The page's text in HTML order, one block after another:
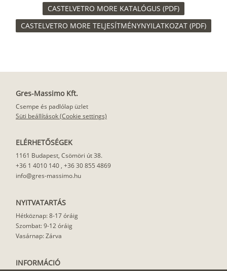
CASTELVETRO MORE KATALÓGUS (PDF)
CASTELVETRO MORE TELJESÍTMÉNYNYILATKOZAT (PDF)
Gres-Massimo Kft.
Csempe és padlólap üzlet
Süti beállítások (Cookie settings)
ELÉRHETŐSÉGEK
1161 Budapest, Csömöri út 38.
+36 1 4010 140 , +36 30 855 4869
info@gres-massimo.hu
NYITVATARTÁS
Hétköznap: 8-17 óráig
Szombat: 9-12 óráig
Vasárnap: Zárva
INFORMÁCIÓ